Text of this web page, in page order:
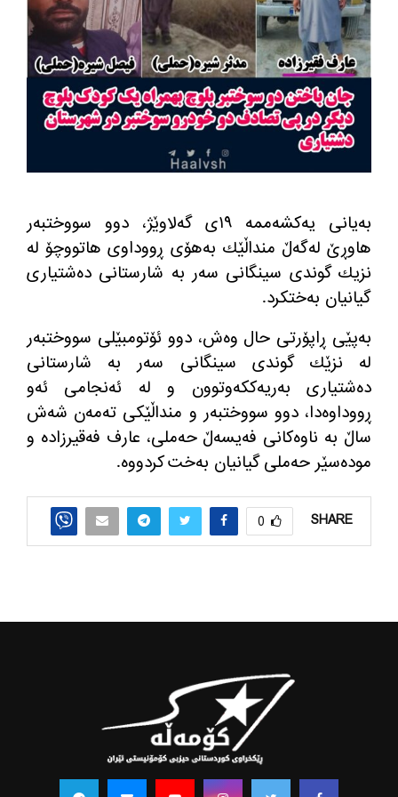
به‌یانی یه‌كشه‌ممه‌ ١٩ی گه‌لاوێژ، دوو سووختبه‌ر
هاوڕێ له‌گه‌ڵ منداڵێك به‌هۆی ڕووداوی هاتووچۆ له‌
نزیك گوندی سینگانی سه‌ر به‌ شارستانی ده‌شتیاری
گیانیان به‌ختكرد.
به‌پێی ڕاپۆرتی حال وه‌ش، دوو ئۆتو‌مبێلی سووختبه‌ر
له‌ نزێك گوندی سینگانی سه‌ر به‌ شارستانی
ده‌شتیاری به‌ریه‌ككه‌وتوون و له‌ ئه‌نجامی ئه‌و
ڕووداوه‌دا، دوو سووختبه‌ر و منداڵێكی ته‌مه‌ن شه‌ش
ساڵ به‌ ناوه‌كانی فه‌یسه‌ڵ حه‌ملی، عارف فه‌قیرزاده‌ و
موده‌سێر حه‌ملی گیانیان به‌خت كردووه‌.
SHARE
0